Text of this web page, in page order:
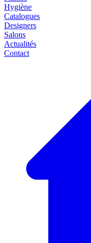
Hygiène
Catalogues
Designers
Salons
Actualités
Contact